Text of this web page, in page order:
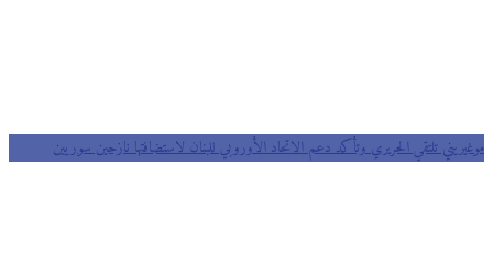
موغيريني تلتقي الحريري وتأكد دعم الاتحاد الأوروبي للبنان لاستضافتها نازحين سوريين